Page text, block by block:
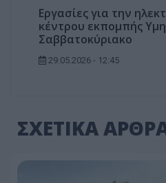
Εργασίες για την
κέντρου εκπομπής
Σαββατοκύριακο
29.05.2026 - 12:45
ΣΧΕΤΙΚΑ